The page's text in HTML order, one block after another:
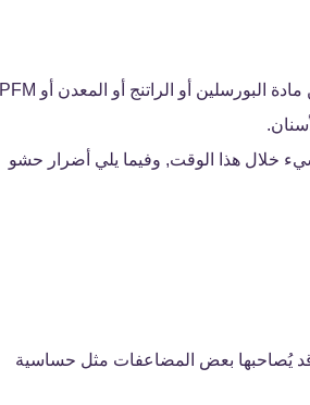
بمجرد إزالة التسوس، يتم وضع الحشوة، قد تكون الحشوة مصنوعة من مادة البورسلين أو الراتنج أو المعدن أو PFM
خلال هذا الوقت, وفيما يلي أضرار حشو
يُصاحبها بعض المضاعفات مثل حساسية